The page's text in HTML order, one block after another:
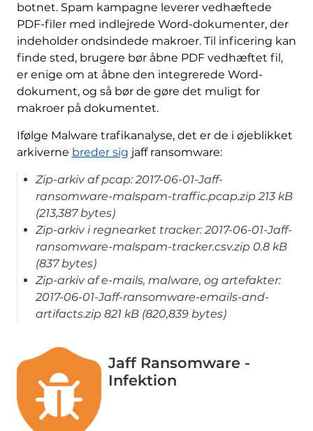
botnet. Spam kampagne leverer vedhæftede
PDF-filer med indlejrede Word-dokumenter, der
indeholder ondsindede makroer. Til inficering kan
finde sted, brugere bør åbne PDF vedhæftet fil,
er enige om at åbne den integrerede Word-
dokument, og så bør de gøre det muligt for
makroer på dokumentet.
Ifølge Malware trafikanalyse, det er de i øjeblikket
arkiverne breder sig jaff ransomware:
Zip-arkiv af pcap: 2017-06-01-Jaff-
ransomware-malspam-traffic.pcap.zip 213 kB
(213,387 bytes)
Zip-arkiv i regnearket tracker: 2017-06-01-Jaff-
ransomware-malspam-tracker.csv.zip 0.8 kB
(837 bytes)
Zip-arkiv af e-mails, malware, og artefakter:
2017-06-01-Jaff-ransomware-emails-and-
artifacts.zip 821 kB (820,839 bytes)
Jaff Ransomware -
Infektion